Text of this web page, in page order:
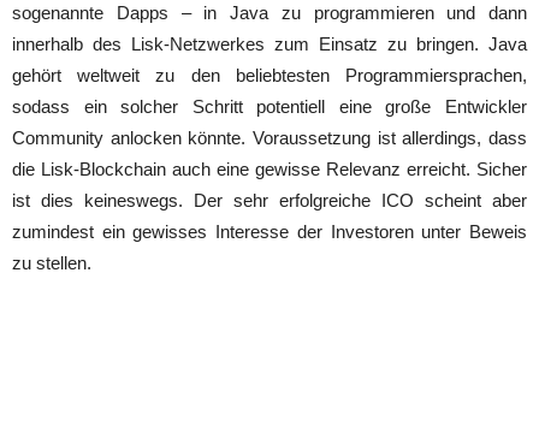
sogenannte Dapps – in Java zu programmieren und dann
innerhalb des Lisk-Netzwerkes zum Einsatz zu bringen. Java
gehört weltweit zu den beliebtesten Programmiersprachen,
sodass ein solcher Schritt potentiell eine große Entwickler
Community anlocken könnte. Voraussetzung ist allerdings, dass
die Lisk-Blockchain auch eine gewisse Relevanz erreicht. Sicher
ist dies keineswegs. Der sehr erfolgreiche ICO scheint aber
zumindest ein gewisses Interesse der Investoren unter Beweis
zu stellen.